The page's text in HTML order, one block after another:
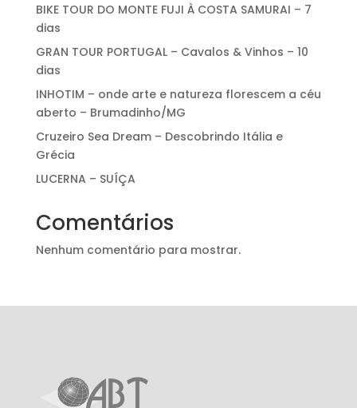
BIKE TOUR DO MONTE FUJI À COSTA SAMURAI – 7
dias
GRAN TOUR PORTUGAL – Cavalos & Vinhos – 10
dias
INHOTIM – onde arte e natureza florescem a céu
aberto – Brumadinho/MG
Cruzeiro Sea Dream – Descobrindo Itália e
Grécia
LUCERNA – SUÍÇA
Comentários
Nenhum comentário para mostrar.